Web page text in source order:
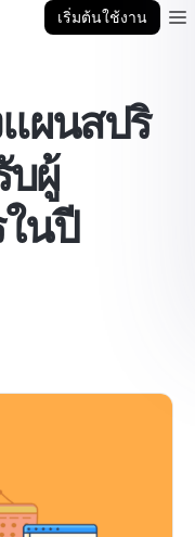
เริ่มต้นใช้งาน
แผนสปริ
ผู้
นปี